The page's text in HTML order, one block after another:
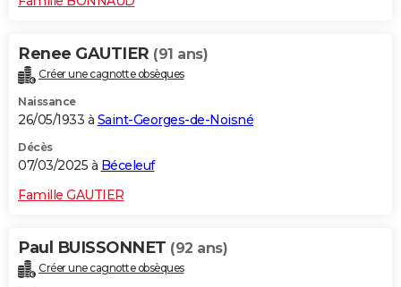
Renee GAUTIER (91 ans)
Créer une cagnotte obsèques
Naissance
26/05/1933 à Saint-Georges-de-Noisné
Décès
07/03/2025 à Béceleuf
Famille GAUTIER
Paul BUISSONNET (92 ans)
Créer une cagnotte obsèques